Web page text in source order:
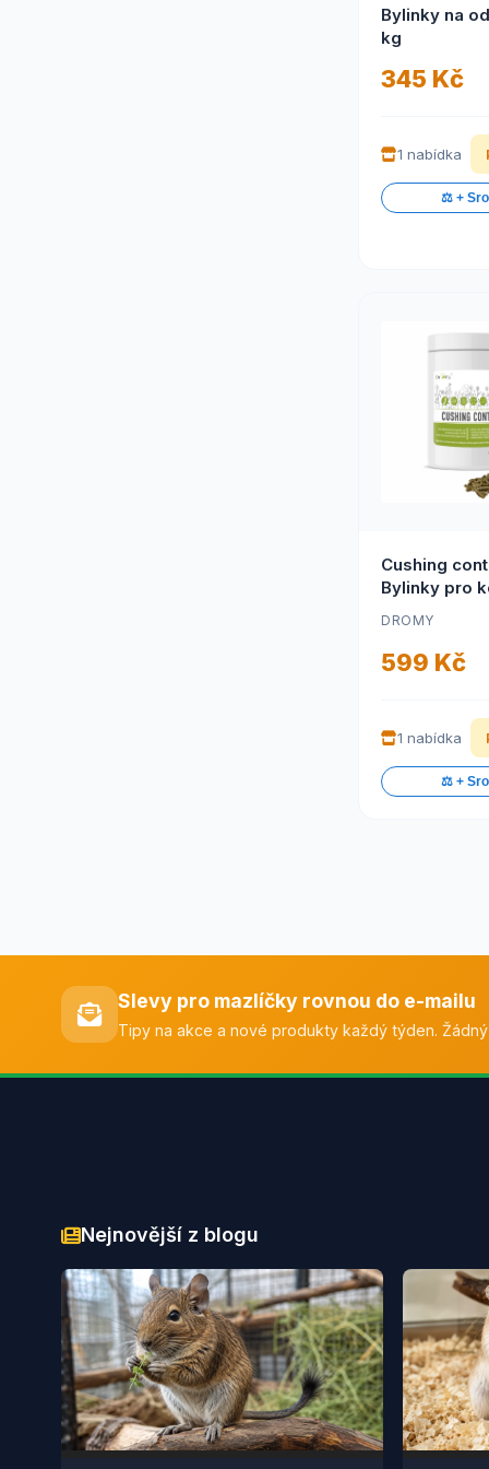
Bylinky na
kg
345 Kč
1 nabídka
⚖️ +
Cushing
Bylinky pro
(Cushing
DROMY
599 Kč
1 nabídka
⚖️ +
Slevy pro mazlíčky rovnou do e-mailu
Tipy na akce a nové produkty každý týden. Žádný
Nejnovější z blogu